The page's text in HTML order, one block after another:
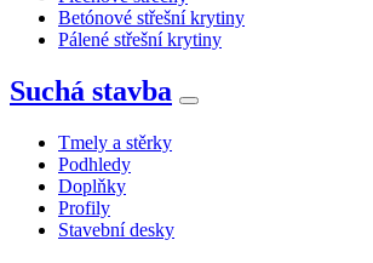
Betónové střešní krytiny
Pálené střešní krytiny
Suchá stavba
Tmely a stěrky
Podhledy
Doplňky
Profily
Stavební desky